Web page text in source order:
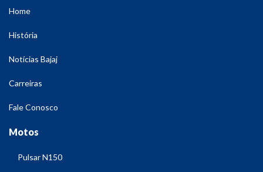
Home
História
Notícias Bajaj
Carreiras
Fale Conosco
Motos
Pulsar N150